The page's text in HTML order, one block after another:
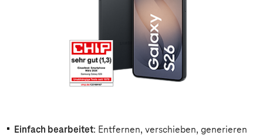
Einfach bearbeitet: Entfernen, verschieben, generieren